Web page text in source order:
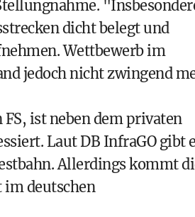
dicht belegt und
Wettbewerb im
jedoch nicht zwingend
ist neben dem privaten
Laut DB InfraGO gibt
Allerdings kommt
im deutschen